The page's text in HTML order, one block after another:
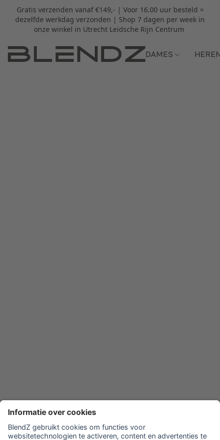
Gratis verzenden vanaf €149,- | Voor 16.00 uur besteld =
dezelfde werkdag verzonden | Shop 7 dagen per week in
onze winkel in Utrecht Leidsche Rijn Centrum
DAMES